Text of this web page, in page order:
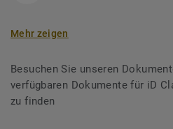
Mehr zeigen
Besuchen Sie unseren
verfügbaren Dokumente für iD
zu finden